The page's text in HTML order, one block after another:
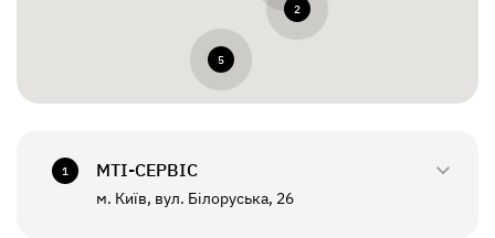
2
5
1 МТI-СЕРВІС
м. Київ, вул. Білоруська, 26